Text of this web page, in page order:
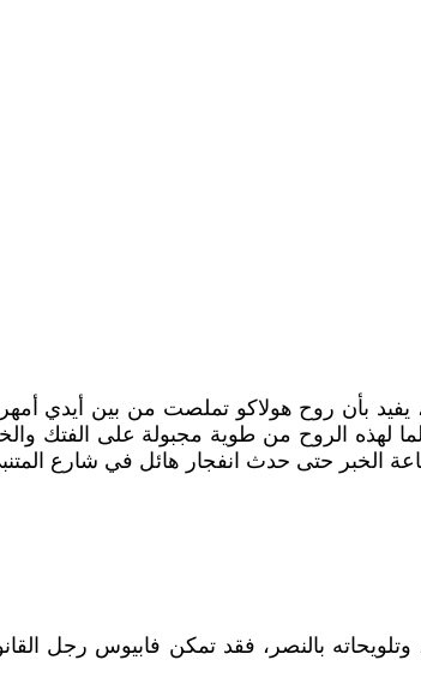
بأن روح هولاكو تملصت من بين أيدي
لما لهذه الروح من طوية مجبولة على الفتك
الخبر حتى حدث انفجار هائل في شارع
وتلويحاته بالنصر، فقد تمكن فابيوس رجل